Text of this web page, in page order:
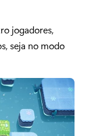
jogadores,
seja no modo